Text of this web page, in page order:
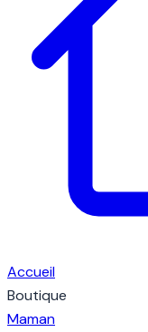
Accueil
Boutique
Maman